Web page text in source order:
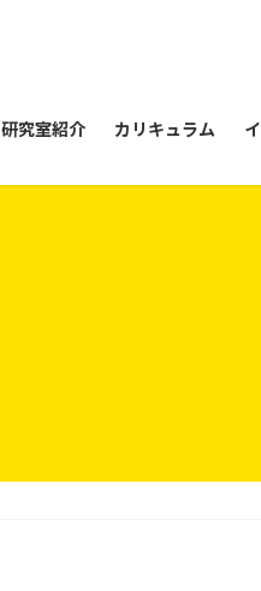
研究室紹介 カリキュラム